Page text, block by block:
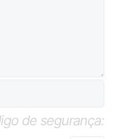
de segurança: